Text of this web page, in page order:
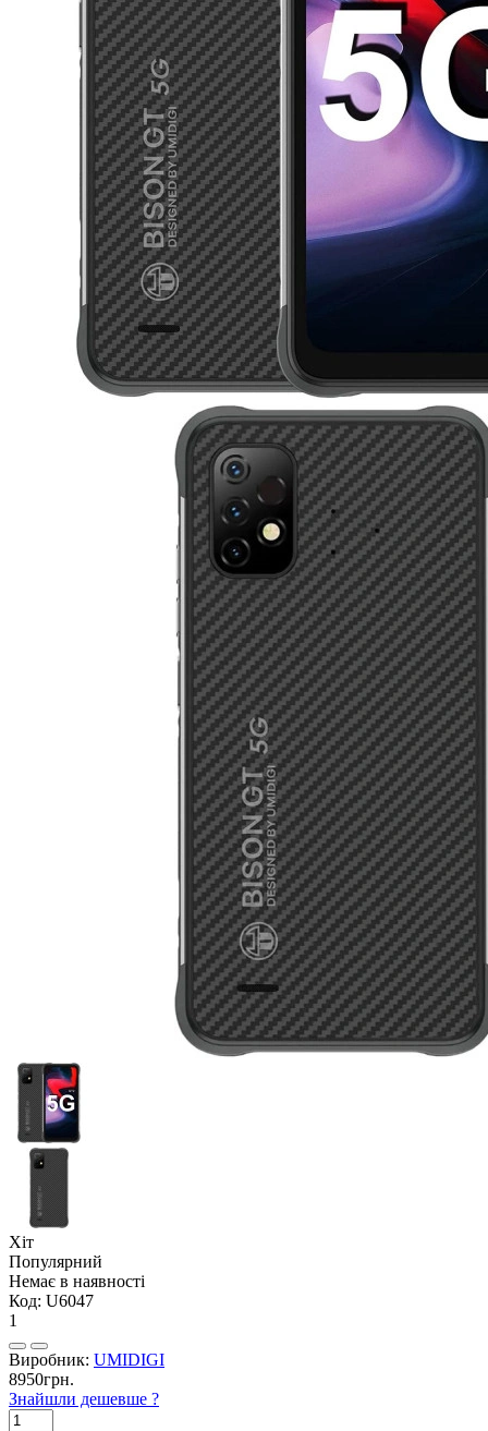
Хіт
Популярний
Немає в наявності
Код: U6047
1
Виробник: UMIDIGI
8950грн.
Знайшли дешевше ?